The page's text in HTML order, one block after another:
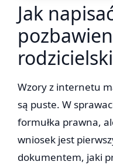
Jak
Wzory z internetu
są puste. W
formułka prawna,
wniosek jest
dokumentem, jaki